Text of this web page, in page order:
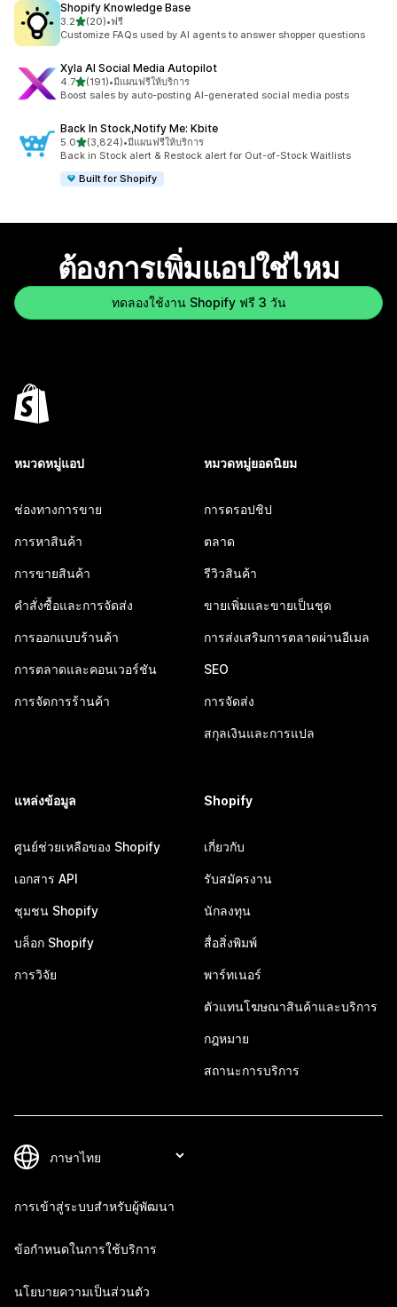
Shopify Knowledge Base
3.2เต็ม 5 ดาว
(20)
ทั้งหมด 20 รีวิว
•ฟรี
Customize FAQs used by AI agents to answer shopper questions
Xyla AI Social Media Autopilot
4.7เต็ม 5 ดาว
(191)
ทั้งหมด 191 รีวิว
•มีแผนฟรีให้บริการ
Boost sales by auto-posting AI-generated social media posts
Back In Stock,Notify Me: Kbite
5.0เต็ม 5 ดาว
(3,824)
ทั้งหมด 3824 รีวิว
•มีแผนฟรีให้บริการ
Back in Stock alert & Restock alert for Out-of-Stock Waitlists
Built for Shopify
ต้องการเพิ่มแอปใช่ไหม
ทดลองใช้งาน Shopify ฟรี 3 วัน
หมวดหมู่แอป
ช่องทางการขาย
การหาสินค้า
การขายสินค้า
คำสั่งซื้อและการจัดส่ง
การออกแบบร้านค้า
การตลาดและคอนเวอร์ชัน
การจัดการร้านค้า
หมวดหมู่ยอดนิยม
การดรอปชิป
ตลาด
รีวิวสินค้า
ขายเพิ่มและขายเป็นชุด
การส่งเสริมการตลาดผ่านอีเมล
SEO
การจัดส่ง
สกุลเงินและการแปล
แหล่งข้อมูล
ศูนย์ช่วยเหลือของ Shopify
เอกสาร API
ชุมชน Shopify
บล็อก Shopify
การวิจัย
Shopify
เกี่ยวกับ
รับสมัครงาน
นักลงทุน
สื่อสิ่งพิมพ์
พาร์ทเนอร์
ตัวแทนโฆษณาสินค้าและบริการ
กฎหมาย
สถานะการบริการ
การเข้าสู่ระบบสำหรับผู้พัฒนา
ข้อกำหนดในการใช้บริการ
นโยบายความเป็นส่วนตัว